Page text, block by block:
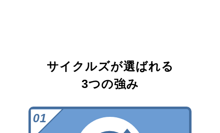
サイクルズが選ばれる
3つの強み